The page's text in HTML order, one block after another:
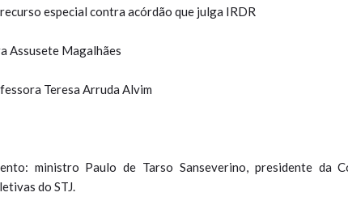
especial contra acórdão que julga IRDR
Assusete Magalhães
Teresa Arruda Alvim
ministro Paulo de Tarso Sanseverino, presidente da
do STJ.​